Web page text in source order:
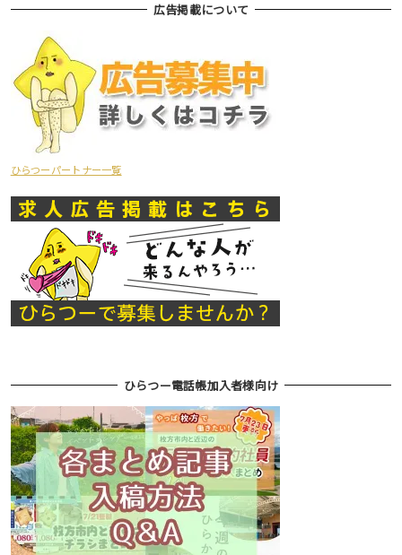
広告掲載について
ひらつーパートナー一覧
ひらつー電話帳加入者様向け